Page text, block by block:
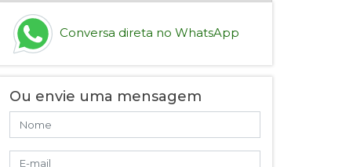
Conversa direta no WhatsApp
Ou envie uma mensagem